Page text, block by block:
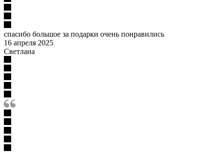
спасибо большое за подарки очень понравились
16 апреля 2025
Светлана